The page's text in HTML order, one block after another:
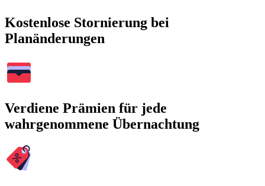
Kostenlose Stornierung bei
Planänderungen
Verdiene Prämien für jede
wahrgenommene Übernachtung